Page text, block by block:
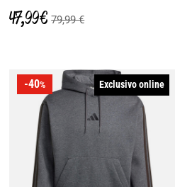
47,99 € 79,99 €
-40% Exclusivo online